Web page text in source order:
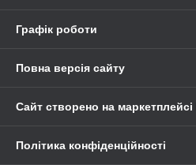
Графік роботи
Повна версія сайту
Сайт створено на маркетплейсі
Політика конфіденційності